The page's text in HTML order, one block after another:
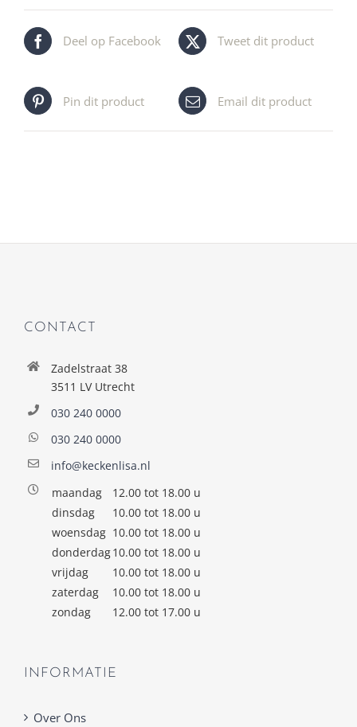
Deel op Facebook Tweet dit product
Pin dit product Email dit product
CONTACT
Zadelstraat 38
3511 LV Utrecht
030 240 0000
030 240 0000
info@keckenlisa.nl
maandag
12.00 tot 18.00 u
dinsdag
10.00 tot 18.00 u
woensdag 10.00 tot 18.00 u
donderdag10.00 tot 18.00 u
vrijdag
10.00 tot 18.00 u
zaterdag
10.00 tot 18.00 u
zondag
12.00 tot 17.00 u
INFORMATIE
Over Ons